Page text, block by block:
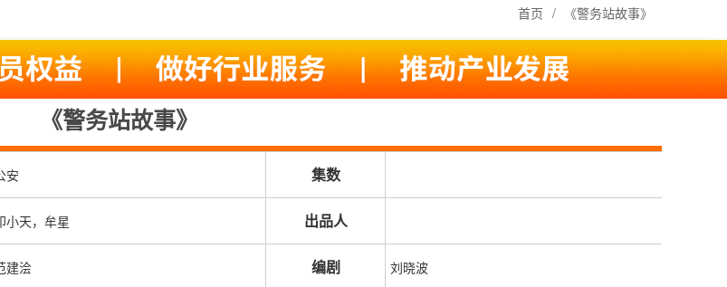
首页 / 《警务站故事》
《警务站故事》
安 集数
小天，牟星 出品人
建浍 编剧 刘晓波